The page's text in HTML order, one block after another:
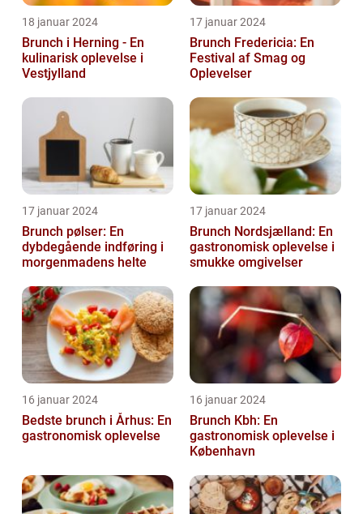
18 januar 2024
Brunch i Herning - En
kulinarisk oplevelse i
Vestjylland
17 januar 2024
Brunch Fredericia: En
Festival af Smag og
Oplevelser
17 januar 2024
Brunch pølser: En
dybdegående indføring i
morgenmadens helte
17 januar 2024
Brunch Nordsjælland: En
gastronomisk oplevelse i
smukke omgivelser
16 januar 2024
Bedste brunch i Århus: En
gastronomisk oplevelse
16 januar 2024
Brunch Kbh: En
gastronomisk oplevelse i
København